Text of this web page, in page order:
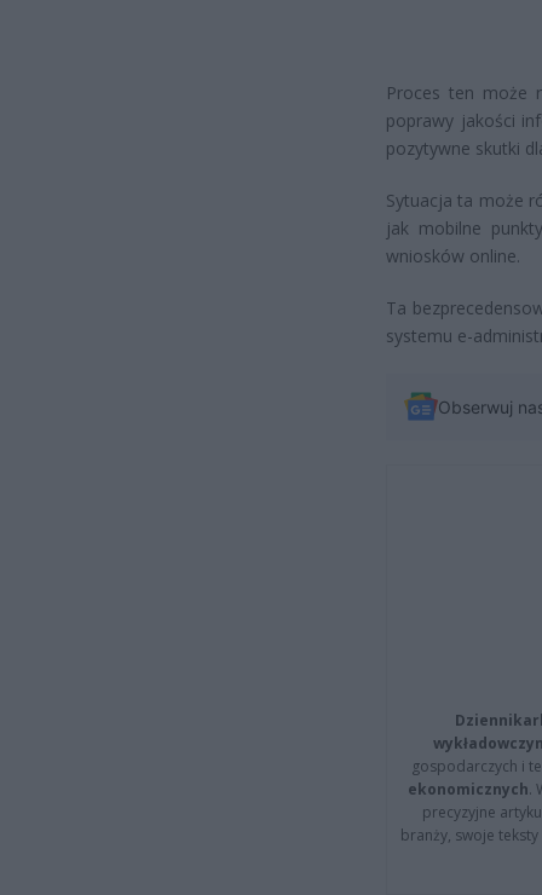
Proces ten może
poprawy jakości
pozytywne skutki
Sytuacja ta może
jak mobilne
wniosków online.
Ta
systemu e-
Obserwuj
gospodarczych i
ekonomicznych.
precyzyjne
branży, swoje